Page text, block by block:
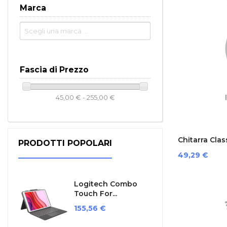
Marca
Fascia di Prezzo
45,00 € - 255,00 €
PRODOTTI POPOLARI
Logitech Combo
Touch For...
Prezzo
155,56 €
Chitarra
Prezzo
49,29 €